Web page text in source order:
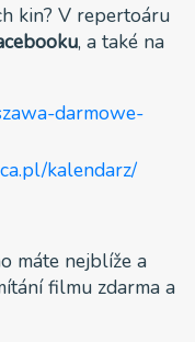
kin? V repertoáru
, a také na
darmowe-
kalendarz/
máte nejblíže a
filmu zdarma a